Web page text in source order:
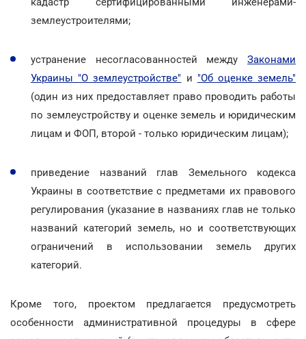
землеустроителями;
устранение несогласованностей между Законами
Украины "О землеустройстве" и "Об оценке земель"
(один из них предоставляет право проводить работы
по землеустройству и оценке земель и юридическим
лицам и ФОП, второй - только юридическим лицам);
приведение названий глав Земельного кодекса
Украины в соответствие с предметами их правового
регулирования (указание в названиях глав не только
названий категорий земель, но и соответствующих
ограничений в использовании земель других
категорий.
Кроме того, проектом предлагается предусмотреть
особенности административной процедуры в сфере